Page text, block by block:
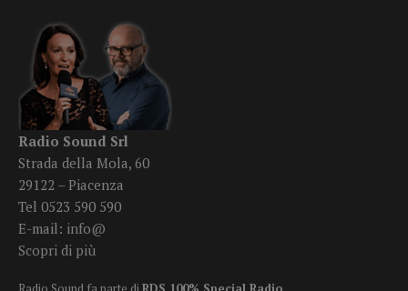
Radio Sound Srl
Strada della Mola, 60
29122 – Piacenza
Tel 0523 590 590
E-mail: info@
Scopri di più